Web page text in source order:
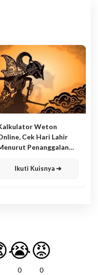
Weton
Cek Hari Lahir
Penanggalan
Ikuti Kuisnya ➔
😭
0
😡
0